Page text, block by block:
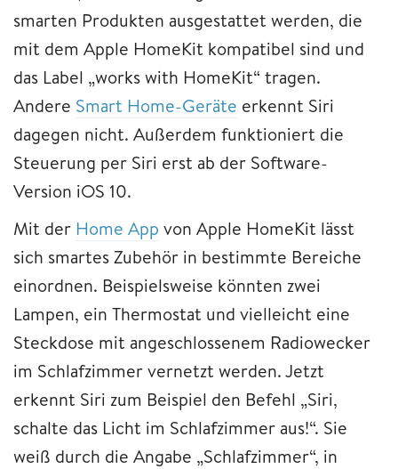
smarten Produkten ausgestattet werden, die
mit dem Apple HomeKit kompatibel sind und
das Label „works with HomeKit“ tragen.
Andere Smart Home-Geräte erkennt Siri
dagegen nicht. Außerdem funktioniert die
Steuerung per Siri erst ab der Software-
Version iOS 10.
Mit der Home App von Apple HomeKit lässt
sich smartes Zubehör in bestimmte Bereiche
einordnen. Beispielsweise könnten zwei
Lampen, ein Thermostat und vielleicht eine
Steckdose mit angeschlossenem Radiowecker
im Schlafzimmer vernetzt werden. Jetzt
erkennt Siri zum Beispiel den Befehl „Siri,
schalte das Licht im Schlafzimmer aus!“. Sie
weiß durch die Angabe „Schlafzimmer“, in